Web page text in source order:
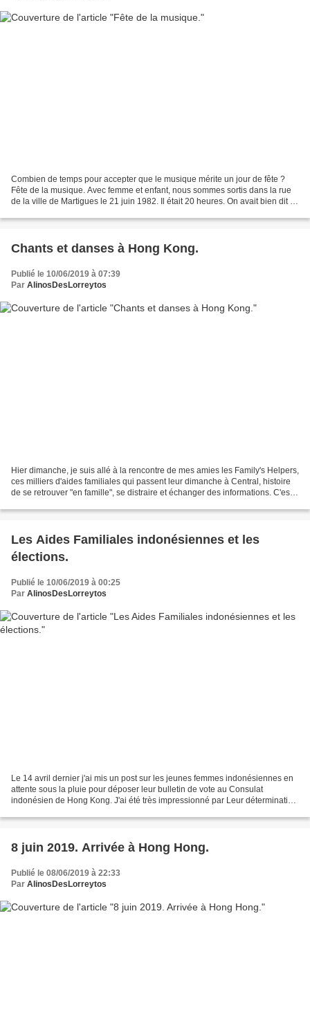
Combien de temps pour accepter que le musique mérite un jour de fête ?
Fête de la musique. Avec femme et enfant, nous sommes sortis dans la rue
de la ville de Martigues le 21 juin 1982. Il était 20 heures. On avait bien dit à
Chants et danses à Hong Kong.
Publié le 10/06/2019 à 07:39
Par AlinosDesLorreytos
Hier dimanche, je suis allé à la rencontre de mes amies les Family's Helpers,
ces milliers d'aides familiales qui passent leur dimanche à Central, histoire
de se retrouver "en famille", se distraire et échanger des informations. C'est
Les Aides Familiales indonésiennes et les
élections.
Publié le 10/06/2019 à 00:25
Par AlinosDesLorreytos
Le 14 avril dernier j'ai mis un post sur les jeunes femmes indonésiennes en
attente sous la pluie pour déposer leur bulletin de vote au Consulat
indonésien de Hong Kong. J'ai été très impressionné par Leur détermination
8 juin 2019. Arrivée à Hong Hong.
Publié le 08/06/2019 à 22:33
Par AlinosDesLorreytos